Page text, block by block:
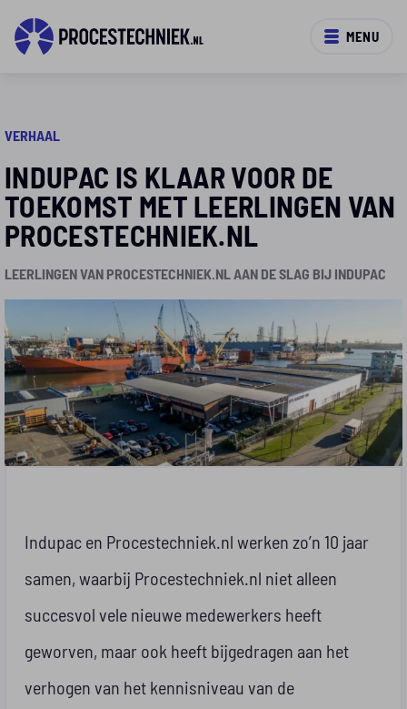
MENU
VERHAAL
INDUPAC IS KLAAR VOOR DE
TOEKOMST MET LEERLINGEN VAN
PROCESTECHNIEK.NL
LEERLINGEN VAN PROCESTECHNIEK.NL AAN DE SLAG BIJ INDUPAC
Indupac en Procestechniek.nl werken zo’n 10 jaar
samen, waarbij Procestechniek.nl niet alleen
succesvol vele nieuwe medewerkers heeft
geworven, maar ook heeft bijgedragen aan het
verhogen van het kennisniveau van de